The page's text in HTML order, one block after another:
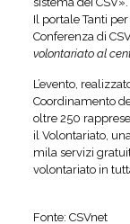
Il portale Tanti
Conferenza di
volontariato al
L’evento,
Coordinamento
oltre 250
il Volontariato,
mila servizi
volontariato in
Fonte: CSVnet